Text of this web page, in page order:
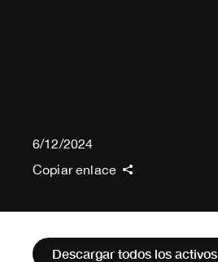
6/12/2024
Copiar enlace
Descargar todos los activos